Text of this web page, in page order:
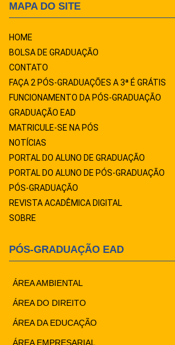
MAPA DO SITE
HOME
BOLSA DE GRADUAÇÃO
CONTATO
FAÇA 2 PÓS-GRADUAÇÕES A 3ª É GRÁTIS
FUNCIONAMENTO DA PÓS-GRADUAÇÃO
GRADUAÇÃO EAD
MATRICULE-SE NA PÓS
NOTÍCIAS
PORTAL DO ALUNO DE GRADUAÇÃO
PORTAL DO ALUNO DE PÓS-GRADUAÇÃO
PÓS-GRADUAÇÃO
REVISTA ACADÊMICA DIGITAL
SOBRE
PÓS-GRADUAÇÃO EAD
ÁREA AMBIENTAL
ÁREA DO DIREITO
ÁREA DA EDUCAÇÃO
ÁREA EMPRESARIAL